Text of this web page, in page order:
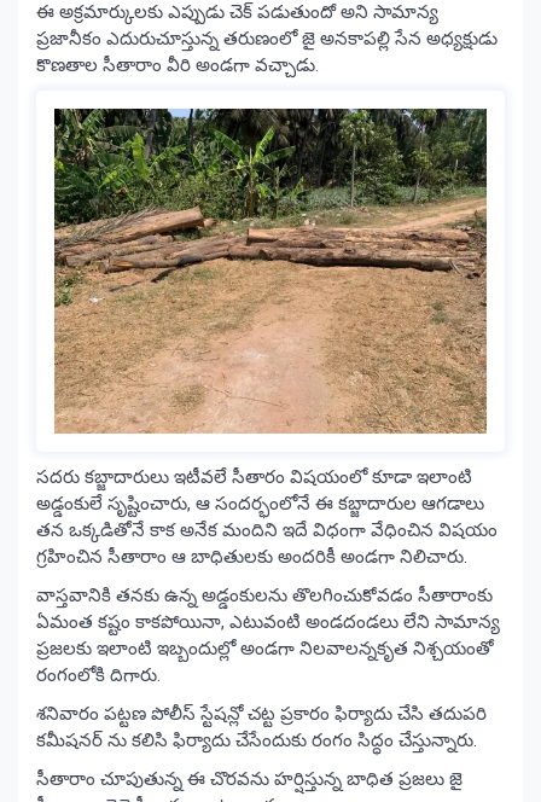
ఈ అక్రమార్కులకు ఎప్పుడు చెక్ పడుతుందో అని సామాన్య
ప్రజానీకం ఎదురుచూస్తున్న తరుణంలో జై అనకాపల్లి సేన అధ్యక్షుడు
కొణతాల సీతారాం వీరి అండగా వచ్చాడు.
సదరు కబ్జాదారులు ఇటీవలే సీతారం విషయంలో కూడా ఇలాంటి
అడ్డంకులే సృష్టించారు, ఆ సందర్భంలోనే ఈ కబ్జాదారుల ఆగడాలు
తన ఒక్కడితోనే కాక అనేక మందిని ఇదే విధంగా వేధించిన విషయం
గ్రహించిన సీతారాం ఆ బాధితులకు అందరికీ అండగా నిలిచారు.
వాస్తవానికి తనకు ఉన్న అడ్డంకులను తొలగించుకోవడం సీతారాంకు
ఏమంత కష్టం కాకపోయినా, ఎటువంటి అండదండలు లేని సామాన్య
ప్రజలకు ఇలాంటి ఇబ్బందుల్లో అండగా నిలవాలన్నకృత నిశ్చయంతో
రంగంలోకి దిగారు.
శనివారం పట్టణ పోలీస్ స్టేషన్లో చట్ట ప్రకారం ఫిర్యాదు చేసి తదుపరి
కమీషనర్ ను కలిసి ఫిర్యాదు చేసేందుకు రంగం సిద్ధం చేస్తున్నారు.
సీతారాం చూపుతున్న ఈ చొరవను హర్షిస్తున్న బాధిత ప్రజలు జై